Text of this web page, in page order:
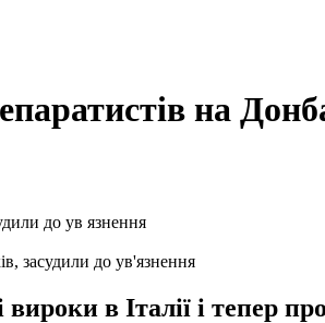
на
засудили до ув'язнення
в Італії і тепер